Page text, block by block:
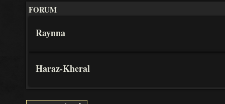
FORUM
Raynna
Haraz-Kheral